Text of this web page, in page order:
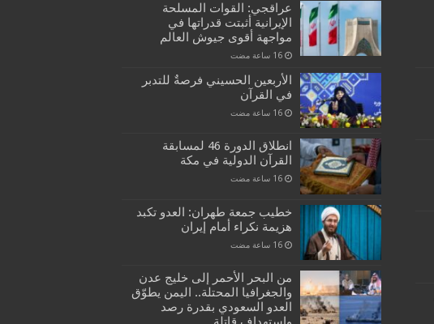
عراقجي: القوات المسلحة
الإيرانية أثبتت قدراتها في
مواجهة أقوى جيوش العالم
الأربعين الحسيني فرصةٌ للتدبر
في القرآن
انطلاق الدورة 46 لمسابقة
القرآن الدولية في مكة
خطيب جمعة طهران: العدو تكبد
هزيمة نكراء أمام إيران
من البحر الأحمر إلى خليج عدن
والجغرافيا المحتلة.. اليمن يطوّق
العدو السعودي بقدرة رصد